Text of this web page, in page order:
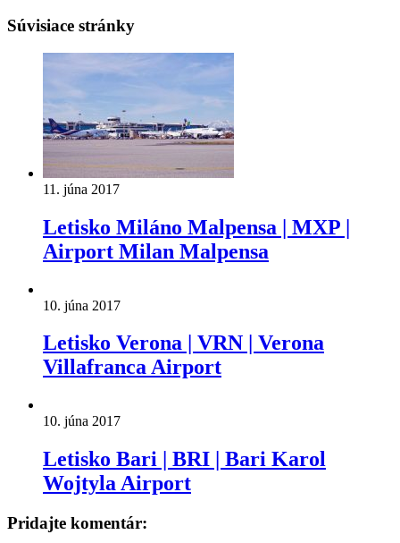
Súvisiace stránky
11. júna 2017
Letisko Miláno Malpensa | MXP |
Airport Milan Malpensa
10. júna 2017
Letisko Verona | VRN | Verona
Villafranca Airport
10. júna 2017
Letisko Bari | BRI | Bari Karol
Wojtyla Airport
Pridajte komentár: